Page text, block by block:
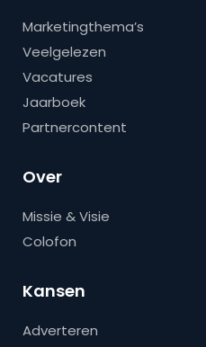
Marketingthema’s
Veelgelezen
Vacatures
Jaarboek
Partnercontent
Over
Missie & Visie
Colofon
Kansen
Adverteren